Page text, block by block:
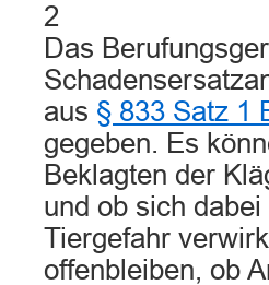
2
Das
aus § 833 Satz 1
gegeben. Es
Beklagten der
und ob sich
Tiergefahr
offenbleiben, ob